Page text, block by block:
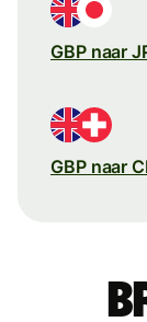
GBP naar
GBP naar